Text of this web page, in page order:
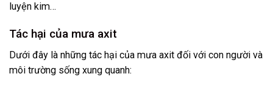
luyện kim…
Tác hại của mưa axit
Dưới đây là những tác hại của mưa axit đối với con người và
môi trường sống xung quanh: